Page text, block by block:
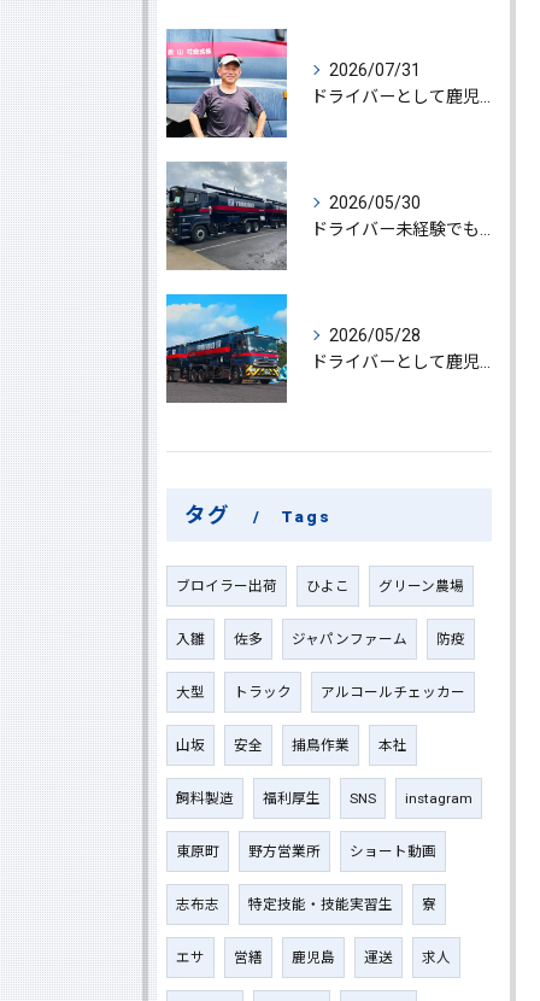
2026/07/31
2026/05/30
2026/05/28
タグ Tags
ブロイラー出荷 ひよこ グリーン農場
入雛 佐多 ジャパンファーム 防疫
大型 トラック アルコールチェッカー
山坂 安全 捕鳥作業 本社
飼料製造 福利厚生 SNS instagram
東原町 野方営業所 ショート動画
志布志 特定技能・技能実習生 寮
エサ 営繕 鹿児島 運送 求人